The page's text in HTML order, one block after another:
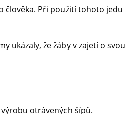
člověka. Při použití tohoto jedu
ukázaly, že žáby v zajetí o svou
otrávených šípů.